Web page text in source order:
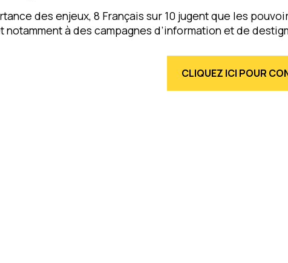
des enjeux, 8 Français sur 10 jugent que les
notamment à des campagnes d’information et de
CLIQUEZ ICI POUR